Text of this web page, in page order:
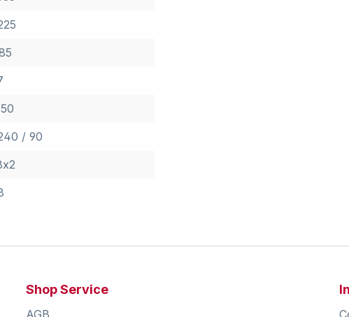
/ 90
Shop Service